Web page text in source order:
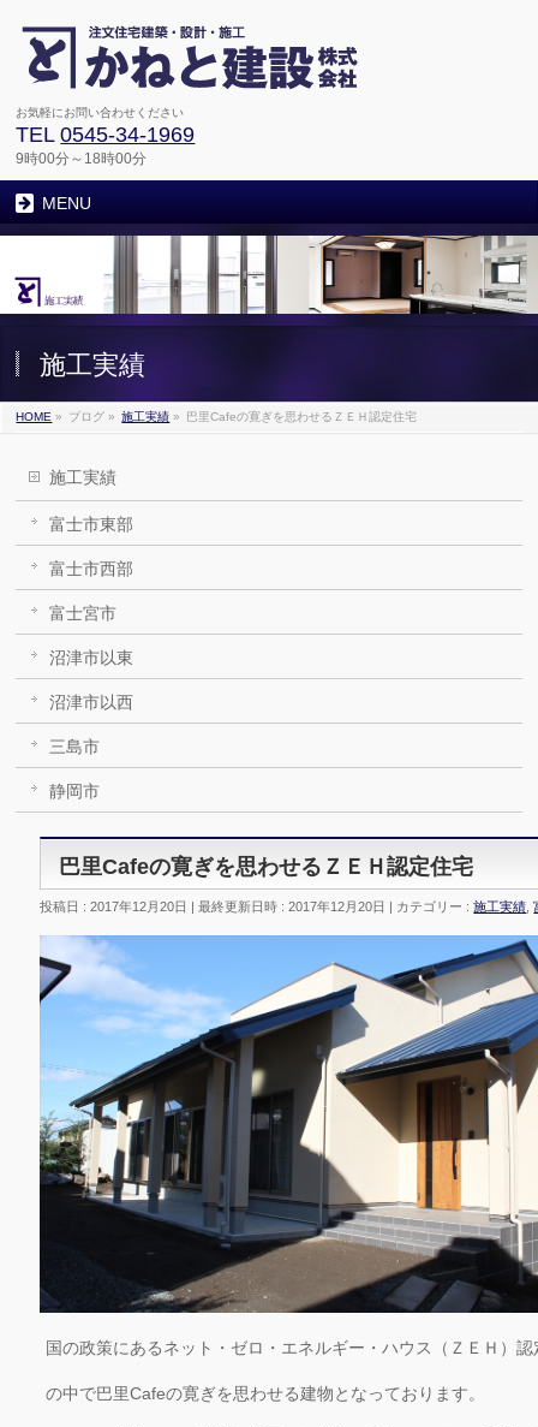
お気軽にお問い合わせください
TEL0545-34-1969
9時00分～18時00分
MENU
施工実績
HOME » ブログ » 施工実績 » 巴里Cafeの寛ぎを思わせるＺＥＨ認定住宅
施工実績
富士市東部
富士市西部
富士宮市
沼津市以東
沼津市以西
三島市
静岡市
巴里Cafeの寛ぎを思わせるＺＥＨ認定住宅
投稿日 : 2017年12月20日 最終更新日時 : 2017年12月20日 カテゴリー :施工実績 ,
国の政策にあるネット・ゼロ・エネルギー・ハウス（ＺＥＨ）認
の中で巴里Cafeの寛ぎを思わせる建物となっております。